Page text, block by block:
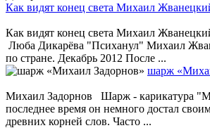
Как видят конец света Михаил
Как видят конец света Михаил
Люба Дикарёва "Психанул" Михаил
по стране. Декабрь 2012 После ...
шарж
Михаил Задорнов Шарж - карикатура
последнее время он немного достал
древних корней слов. Часто ...